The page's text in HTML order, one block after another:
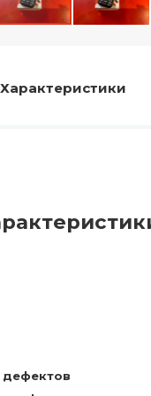
Характеристики
дефектов